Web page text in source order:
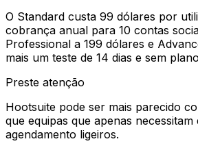
O Standard custa 99 dólares por
cobrança anual para 10 contas
Professional a 199 dólares e
mais um teste de 14 dias e sem
Preste atenção
Hootsuite pode ser mais parecido
que equipas que apenas
agendamento ligeiros.